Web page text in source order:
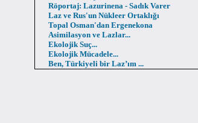
Röportaj: Lazurinena - Sadık Varer
Laz ve Rus'un Nükleer Ortaklığı
Topal Osman'dan Ergenekona
Asimilasyon ve Lazlar...
Ekolojik Suç...
Ekolojik Mücadele...
Ben, Türkiyeli bir Laz’ım ...